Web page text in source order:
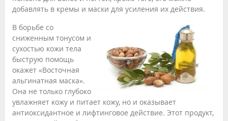
добавлять в кремы и маски для усиления их действия.
В борьбе со
сниженным тонусом и
сухостью кожи тела
быструю помощь
окажет «Восточная
альгинатная маска».
Она не только глубоко
увлажняет кожу и питает кожу, но и оказывает
антиоксидантное и лифтинговое действие. Этот продукт,